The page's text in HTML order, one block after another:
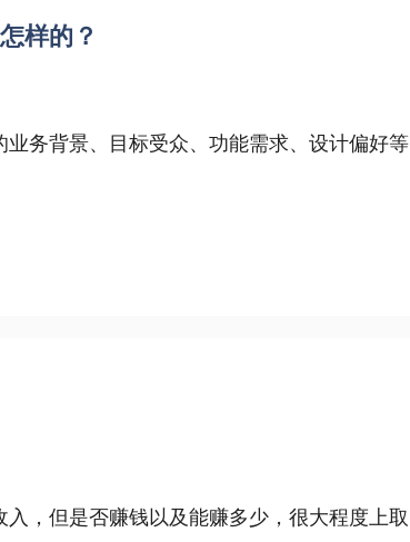
样的？
务背景、目标受众、功能需求、设计偏好等
，但是否赚钱以及能赚多少，很大程度上取